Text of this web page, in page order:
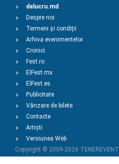
delucru.md
Despre noi
Termeni și condiții
Arhiva evenimentelor
Cronici
Fest.ro
ElFest.mx
ElFest.es
Publicitate
Vânzare de bilete
Contacte
Artiști
Versiunea Web
Copyright © 2009-2026 TENEREVENT